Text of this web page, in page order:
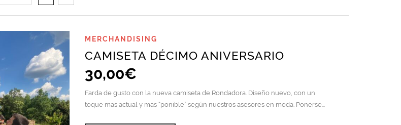
MERCHANDISING
CAMISETA DÉCIMO ANIVERSARIO
30,00€
Farda de gusto con la nueva camiseta de Rondadora. Diseño nuevo, con un
toque mas actual y mas “ponible” según nuestros asesores en moda. Ponerse...